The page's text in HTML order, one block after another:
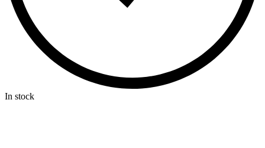
In stock